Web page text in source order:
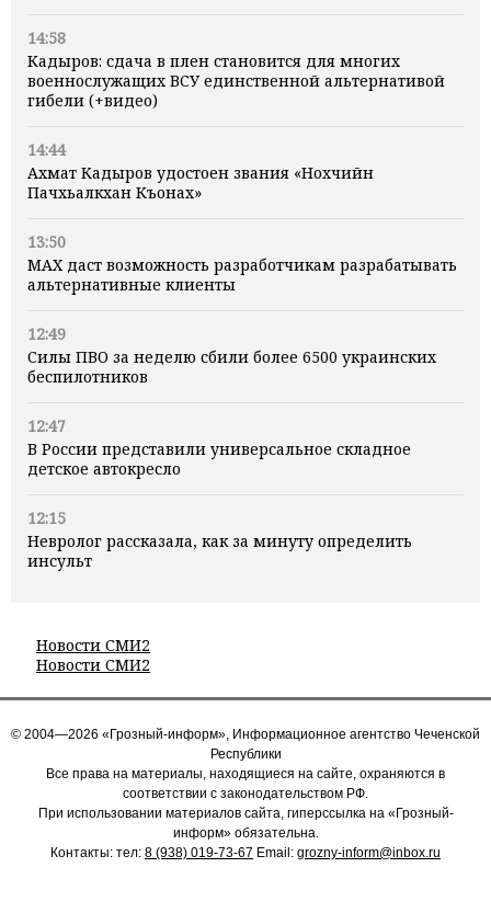
14:58
Кадыров: сдача в плен становится для многих
военнослужащих ВСУ единственной альтернативой
гибели (+видео)
14:44
Ахмат Кадыров удостоен звания «Нохчийн
Пачхьалкхан Къонах»
13:50
MAX даст возможность разработчикам разрабатывать
альтернативные клиенты
12:49
Силы ПВО за неделю сбили более 6500 украинских
беспилотников
12:47
В России представили универсальное складное
детское автокресло
12:15
Невролог рассказала, как за минуту определить
инсульт
Новости СМИ2
Новости СМИ2
© 2004—2026 «Грозный-информ», Информационное агентство Чеченской
Республики
Все права на материалы, находящиеся на сайте, охраняются в
соответствии с законодательством РФ.
При использовании материалов сайта, гиперссылка на «Грозный-
информ» обязательна.
Контакты: тел: 8 (938) 019-73-67 Email: grozny-inform@inbox.ru